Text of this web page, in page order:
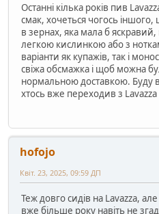
Останні кілька років пив
смак, хочеться чогось
в зернах, яка мала б
легкою кислинкою або з
варіанти як купажів, так і
свіжа обсмажка і щоб можна
нормальною доставкою. Буду
хтось вже переходив з
hofojo
Квіт. 23, 2025, 09:59 ДП
Теж довго сидів на Lavazza,
вже більше року навіть не